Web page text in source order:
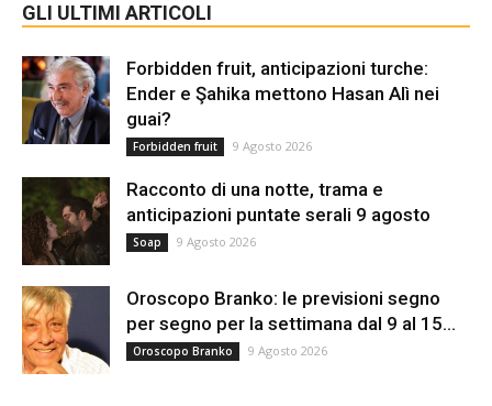
GLI ULTIMI ARTICOLI
Forbidden fruit, anticipazioni turche:
Ender e Şahika mettono Hasan Alì nei
guai?
Forbidden fruit 9 Agosto 2026
Racconto di una notte, trama e
anticipazioni puntate serali 9 agosto
Soap 9 Agosto 2026
Oroscopo Branko: le previsioni segno
per segno per la settimana dal 9 al 15...
Oroscopo Branko 9 Agosto 2026